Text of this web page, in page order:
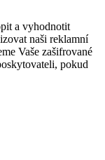
a vyhodnotit
naši reklamní
Vaše zašifrované
pokud